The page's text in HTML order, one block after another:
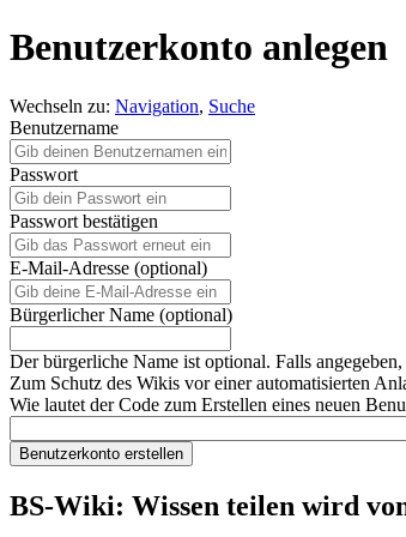
Benutzerkonto anlegen
Wechseln zu: Navigation, Suche
Benutzername
Passwort
Passwort bestätigen
E-Mail-Adresse (optional)
Bürgerlicher Name (optional)
Der bürgerliche Name ist optional. Falls
Zum Schutz des Wikis vor einer automatisierten
Wie lautet der Code zum Erstellen eines neuen
Benutzerkonto erstellen
BS-Wiki: Wissen teilen wird